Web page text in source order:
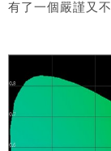
有了一個嚴謹又